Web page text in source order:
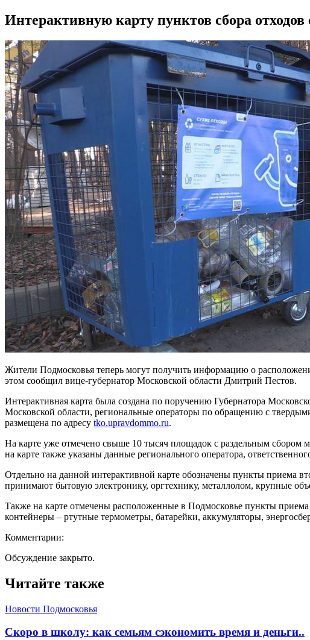
Интерактивную карту пунктов сбора
Жители Подмосковья теперь могут получить информацию о
этом сообщил вице-губернатор Московской области Дмитрий Пестов.
Интерактивная карта была создана по поручению Губернатора
Московской области, региональные операторы по обращению с
размещена по адресу tko.upravdommo.ru.
На карте уже отмечено свыше 10 тысяч площадок с раздельным сбором
на карте также указаны данные регионального оператора,
Отдельно на данной интерактивной карте обозначены пункты приема
принимают бытовую электронику, оргтехнику, металлолом, крупные
Также на карте отмечены расположенные в Подмосковье пункты
контейнеры – ртутные термометры, батарейки, аккумуляторы,
Комментарии:
Обсуждение закрыто.
Читайте также
Новости Подмосковья
Скоро в школу: как семьям сэкономить время и деньги..